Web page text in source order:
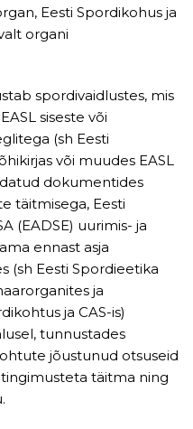
Eesti Spordikohus ja
organi
spordivaidlustes, mis
siseste või
(sh Eesti
või muudes EASL
dokumentides
täitmisega, Eesti
(EADSE) uurimis- ja
ennast asja
(sh Eesti Spordieetika
ja
ja CAS-is)
tunnustades
jõustunud otsuseid
täitma ning